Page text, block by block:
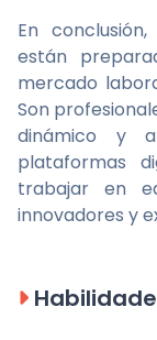
En
están
mercado
Son
dinámico y
plataformas
trabajar en
innovadores y